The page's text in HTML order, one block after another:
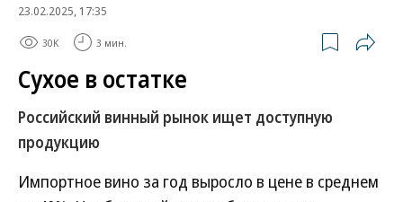
23.02.2025, 17:35
30K 3 мин.
Сухое в остатке
Российский винный рынок ищет доступную
продукцию
Импортное вино за год выросло в цене в среднем